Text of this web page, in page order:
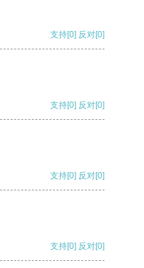
支持[0] 反对[0]
支持[0] 反对[0]
支持[0] 反对[0]
支持[0] 反对[0]